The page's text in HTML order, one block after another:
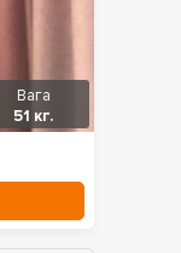
Вага
51 кг.